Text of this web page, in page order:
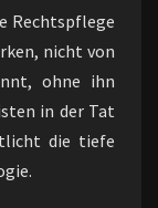
Rechtspflege
nicht von
ohne ihn
in der Tat
die tiefe